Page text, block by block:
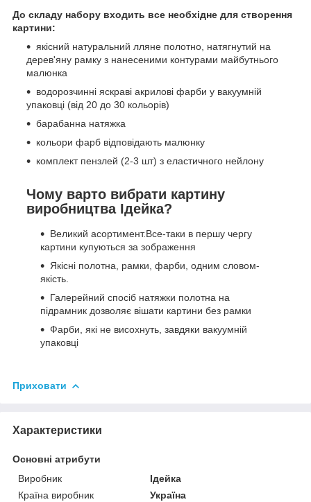
До складу набору входить все необхідне для створення
картини:
якісний натуральний лляне полотно, натягнутий на
дерев'яну рамку з нанесеними контурами майбутнього
малюнка
водорозчинні яскраві акрилові фарби у вакуумній
упаковці (від 20 до 30 кольорів)
барабанна натяжка
кольори фарб відповідають малюнку
комплект пензлей (2-3 шт) з еластичного нейлону
Чому варто вибрати картину
виробництва Ідейка?
Великий асортимент.Все-таки в першу чергу
картини купуються за зображення
Якісні полотна, рамки, фарби, одним словом-
якість.
Галерейний спосіб натяжки полотна на
підрамник дозволяє вішати картини без рамки
Фарби, які не висохнуть, завдяки вакуумній
упаковці
Приховати
Характеристики
Основні атрибути
Виробник
Ідейка
Країна виробник
Україна